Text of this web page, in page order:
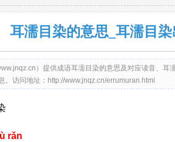
耳濡目染的意思_耳濡目
）提供成语耳濡目染的意思及对应读音、耳
。访问地址：http://www.jnqz.cn/errumuran.html
rǎn